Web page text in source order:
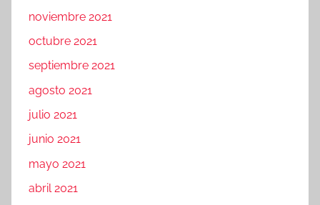
noviembre 2021
octubre 2021
septiembre 2021
agosto 2021
julio 2021
junio 2021
mayo 2021
abril 2021